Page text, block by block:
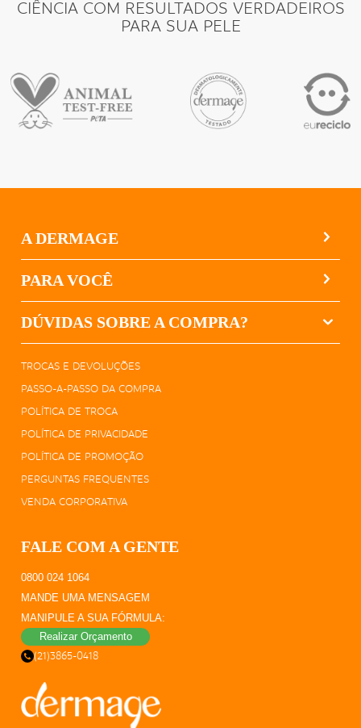
CIÊNCIA COM RESULTADOS VERDADEIROS
PARA SUA PELE
A DERMAGE
PARA VOCÊ
DÚVIDAS SOBRE A COMPRA?
TROCAS E DEVOLUÇÕES
PASSO-A-PASSO DA COMPRA
POLÍTICA DE TROCA
POLÍTICA DE PRIVACIDADE
POLÍTICA DE PROMOÇÃO
PERGUNTAS FREQUENTES
VENDA CORPORATIVA
FALE COM A GENTE
0800 024 1064
MANDE UMA MENSAGEM
MANIPULE A SUA FÓRMULA:
Realizar Orçamento
(21)3865-0418